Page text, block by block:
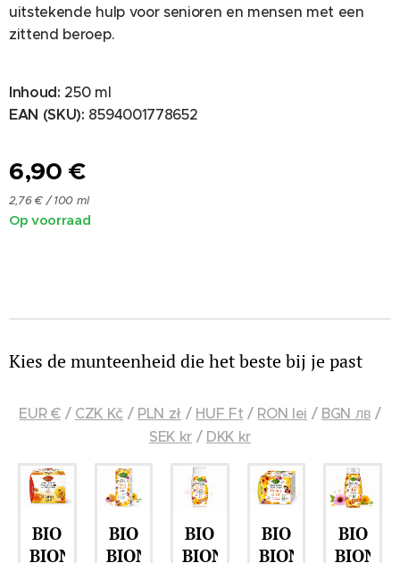
uitstekende hulp voor senioren en mensen met een
zittend beroep.
Inhoud: 250 ml
EAN (SKU): 8594001778652
6,90 €
2,76 € / 100 ml
Op voorraad
Kies de munteenheid die het beste bij je past
EUR €/ CZK Kč / PLN zł / HUF Ft / RON lei / BGN лв /
SEK kr/ DKK kr
BIO
BIONE
BIO
BIONE
BIO
BIONE
BIO
BIONE
BIO
BIONE